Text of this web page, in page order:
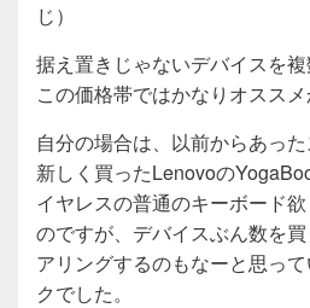
じ）
据え置きじゃないデバイスを複
この価格帯ではかなりオススメ
自分の場合は、以前からあった
新しく買ったLenovoの
イヤレスの普通のキーボード
のですが、デバイスぶん数を
アリングするのもなーと思っ
クでした。